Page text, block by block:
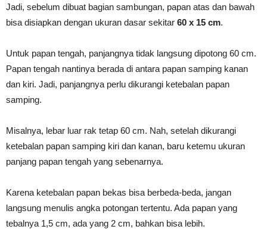
Jadi, sebelum dibuat bagian sambungan, papan atas dan bawah
bisa disiapkan dengan ukuran dasar sekitar 60 x 15 cm.
Untuk papan tengah, panjangnya tidak langsung dipotong 60 cm.
Papan tengah nantinya berada di antara papan samping kanan
dan kiri. Jadi, panjangnya perlu dikurangi ketebalan papan
samping.
Misalnya, lebar luar rak tetap 60 cm. Nah, setelah dikurangi
ketebalan papan samping kiri dan kanan, baru ketemu ukuran
panjang papan tengah yang sebenarnya.
Karena ketebalan papan bekas bisa berbeda-beda, jangan
langsung menulis angka potongan tertentu. Ada papan yang
tebalnya 1,5 cm, ada yang 2 cm, bahkan bisa lebih.